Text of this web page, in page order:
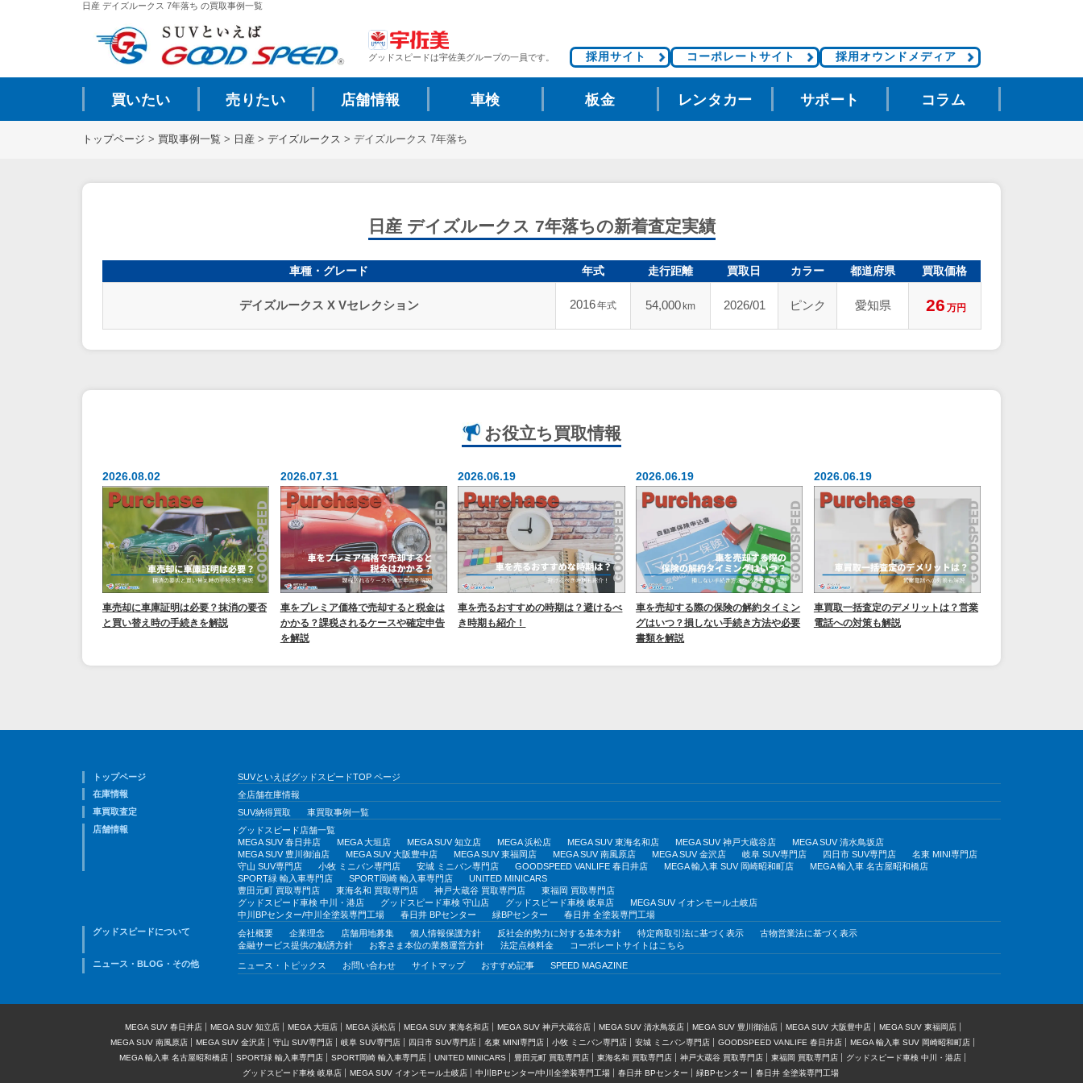
日産 デイズルークス 7年落ち の買取事例一覧
グッドスピードは宇佐美グループの一員です。 採用サイト コーポレートサイト 採用オウンドメディア
買いたい 売りたい 店舗情報 車検 板金 レンタカー サポート コラム
トップページ > 買取事例一覧 > 日産 > デイズルークス > デイズルークス 7年落ち
日産 デイズルークス 7年落ちの新着査定実績
車種・グレード 年式 走行距離 買取日 カラー 都道府県 買取価格
デイズルークス X Vセレクション 2016年式 54,000 km 2026/01 ピンク 愛知県 26 万円
お役立ち 買取情報
2026.08.02
車売却に車庫証明は必要？抹消の要否
と買い替え時の手続きを解説
2026.07.31
車をプレミア価格で売却すると税金は
かかる？課税されるケースや確定申告
を解説
2026.06.19
車を売るおすすめの時期は？避けるべ
き時期も紹介！
2026.06.19
車を売却する際の保険の解約タイミン
グはいつ？損しない手続き方法や必要
書類を解説
2026.06.19
車買取一括査定のデメリットは？営業
電話への対策も解説
トップページ
SUVといえばグッドスピードTOP ページ
在庫情報
全店舗在庫情報
車買取査定
SUV納得買取
車買取事例一覧
店舗情報
グッドスピード店舗一覧
MEGA SUV 春日井店
MEGA 大垣店 MEGA SUV 知立店 MEGA 浜松店 MEGA SUV 東海名和店 MEGA SUV 神戸大蔵谷店
MEGA SUV 清水鳥坂店
MEGA SUV 豊川御油店
MEGA SUV 大阪豊中店 MEGA SUV 東福岡店 MEGA SUV 南風原店 MEGA SUV 金沢店 岐阜 SUV専門店 四日市 SUV専門店
名東 MINI専門店
守山 SUV専門店
小牧 ミニバン専門店 安城 ミニバン専門店 GOODSPEED VANLIFE 春日井店 MEGA 輸入車 SUV 岡崎昭和町店
MEGA 輸入車 名古屋昭和橋店
SPORT緑 輸入車専門店
SPORT岡崎 輸入車専門店
UNITED MINICARS
豊田元町 買取専門店
東海名和 買取専門店 神戸大蔵谷 買取専門店
東福岡 買取専門店
グッドスピード車検 中川・港店
グッドスピード車検 守山店 グッドスピード車検 岐阜店
MEGA SUV イオンモール土岐店
中川BPセンター/中川全塗装専門工場
春日井 BPセンター 緑BPセンター
春日井 全塗装専門工場
グッドスピードについて
会社概要 企業理念 店舗用地募集 個人情報保護方針 反社会的勢力に対する基本方針 特定商取引法に基づく表示
古物営業法に基づく表示
金融サービス提供の勧誘方針
お客さま本位の業務運営方針 法定点検料金
コーポレートサイトはこちら
ニュース・BLOG・その他
ニュース・トピックス お問い合わせ サイトマップ おすすめ記事 SPEED MAGAZINE
MEGA SUV 春日井店 MEGA SUV 知立店 MEGA 大垣店 MEGA 浜松店 MEGA SUV 東海名和店 MEGA SUV 神戸大蔵谷店 MEGA SUV 清水鳥坂店 MEGA SUV 豊川御油店 MEGA SUV 大阪豊中店
MEGA SUV 東福岡店
MEGA SUV 南風原店
MEGA SUV 金沢店 守山 SUV専門店 岐阜 SUV専門店 四日市 SUV専門店 名東 MINI専門店 小牧 ミニバン専門店 安城 ミニバン専門店 GOODSPEED VANLIFE 春日井店
MEGA 輸入車 SUV 岡崎昭和町店
MEGA 輸入車 名古屋昭和橋店
SPORT緑 輸入車専門店 SPORT岡崎 輸入車専門店 UNITED MINICARS 豊田元町 買取専門店 東海名和 買取専門店 神戸大蔵谷 買取専門店 東福岡 買取専門店
グッドスピード車検 中川・港店
グッドスピード車検 岐阜店
MEGA SUV イオンモール土岐店 中川BPセンター/中川全塗装専門工場 春日井 BPセンター 緑BPセンター 春日井 全塗装専門工場